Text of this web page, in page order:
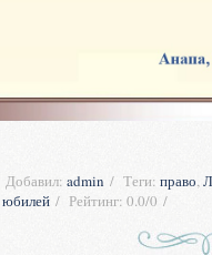
Добавил: admin Теги: право,
юбилей Рейтинг: 0.0/0